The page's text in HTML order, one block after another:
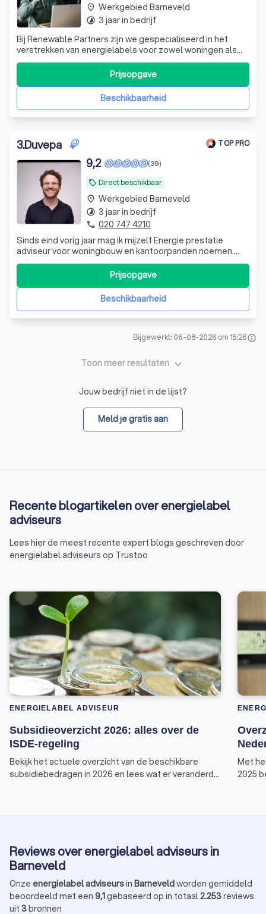
Bij Renewable Partners zijn we gespecialiseerd in het
verstrekken van energielabels voor zowel woningen als
bedrijfspanden We bekend om onze nauwkeurigheid en
Beschikbaarheid
Prijsopgave
place Werkgebied Barneveld
timelapse 3 jaar in bedrijf
3.Duvepa TOP PRO
local_offer Direct beschikbaar
(39)
9,2
Sinds eind vorig jaar mag ik mijzelf Energie prestatie
adviseur voor woningbouw en kantoorpanden noemen.
Wilt u graag een energielabel label hebben, neem dan
vooral contact met mij op.
Beschikbaarheid
Prijsopgave
place Werkgebied Barneveld
timelapse 3 jaar in bedrijf
phone 020 747 4210
Bijgewerkt: 06-08-2026 om 15:26info
Toon meer resultaten keyboard_arrow_down
Jouw bedrijf niet in de lijst?
Meld je gratis aan
Recente blogartikelen over energielabel
adviseurs
Lees hier de meest recente expert blogs geschreven door
energielabel adviseurs op Trustoo
ENERGIELABEL ADVISEUR
Subsidieoverzicht 2026: alles over de
ISDE-regeling
Bekijk het actuele overzicht van de beschikbare
subsidiebedragen in 2026 en lees wat er veranderd
Met
2025
Reviews over energielabel adviseurs in
Barneveld
Onze energielabel adviseursin Barneveldworden gemiddeld
beoordeeld met een 9,1gebaseerd op in totaal2.253reviews
uit 3bronnen